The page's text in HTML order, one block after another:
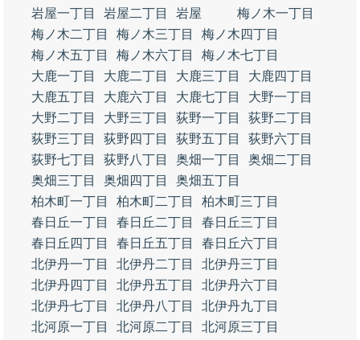
岩屋一丁目
岩屋二丁目 岩屋
梅ノ木一丁目
梅ノ木二丁目
梅ノ木三丁目
梅ノ木四丁目
梅ノ木五丁目
梅ノ木六丁目
梅ノ木七丁目
大鹿一丁目
大鹿二丁目 大鹿三丁目
大鹿四丁目
大鹿五丁目
大鹿六丁目 大鹿七丁目
大野一丁目
大野二丁目
大野三丁目 荻野一丁目
荻野二丁目
荻野三丁目
荻野四丁目 荻野五丁目
荻野六丁目
荻野七丁目
荻野八丁目 奥畑一丁目
奥畑二丁目
奥畑三丁目
奥畑四丁目
奥畑五丁目
柏木町一丁目
柏木町二丁目
柏木町三丁目
春日丘一丁目
春日丘二丁目
春日丘三丁目
春日丘四丁目
春日丘五丁目
春日丘六丁目
北伊丹一丁目
北伊丹二丁目
北伊丹三丁目
北伊丹四丁目
北伊丹五丁目
北伊丹六丁目
北伊丹七丁目
北伊丹八丁目
北伊丹九丁目
北河原一丁目
北河原二丁目
北河原三丁目